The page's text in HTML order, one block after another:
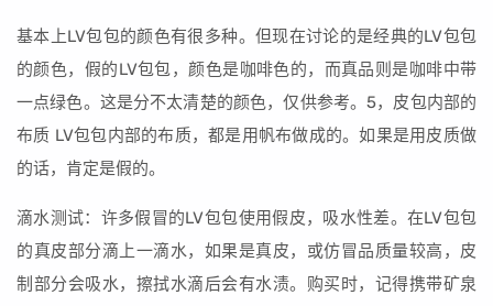
基本上LV包包的颜色有很多种。但现在讨论的是经典的LV包包
的颜色，假的LV包包，颜色是咖啡色的，而真品则是咖啡中带
一点绿色。这是分不太清楚的颜色，仅供参考。5，皮包内部的
布质 LV包包内部的布质，都是用帆布做成的。如果是用皮质做
的话，肯定是假的。
滴水测试：许多假冒的LV包包使用假皮，吸水性差。在LV包包
的真皮部分滴上一滴水，如果是真皮，或仿冒品质量较高，皮
制部分会吸水，擦拭水滴后会有水渍。购买时，记得携带矿泉